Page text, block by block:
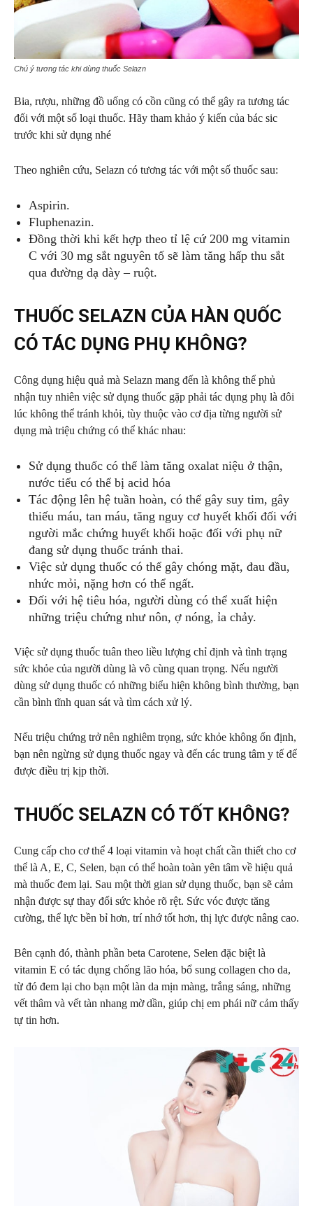
Chú ý tương tác khi dùng thuốc Selazn
Bia, rượu, những đồ uống có cồn cũng có thể gây ra tương tác
đối với một số loại thuốc. Hãy tham khảo ý kiến của bác sic
trước khi sử dụng nhé
Theo nghiên cứu, Selazn có tương tác với một số thuốc sau:
Aspirin.
Fluphenazin.
Đồng thời khi kết hợp theo tỉ lệ cứ 200 mg vitamin
C với 30 mg sắt nguyên tố sẽ làm tăng hấp thu sắt
qua đường dạ dày – ruột.
THUỐC SELAZN CỦA HÀN QUỐC
CÓ TÁC DỤNG PHỤ KHÔNG?
Công dụng hiệu quả mà Selazn mang đến là không thể phủ
nhận tuy nhiên việc sử dụng thuốc gặp phải tác dụng phụ là đôi
lúc không thể tránh khỏi, tùy thuộc vào cơ địa từng người sử
dụng mà triệu chứng có thể khác nhau:
Sử dụng thuốc có thể làm tăng oxalat niệu ở thận,
nước tiểu có thể bị acid hóa
Tác động lên hệ tuần hoàn, có thể gây suy tim, gây
thiếu máu, tan máu, tăng nguy cơ huyết khối đối với
người mắc chứng huyết khối hoặc đối với phụ nữ
đang sử dụng thuốc tránh thai.
Việc sử dụng thuốc có thể gây chóng mặt, đau đầu,
nhức mỏi, nặng hơn có thể ngất.
Đối với hệ tiêu hóa, người dùng có thể xuất hiện
những triệu chứng như nôn, ợ nóng, ỉa chảy.
Việc sử dụng thuốc tuân theo liều lượng chỉ định và tình trạng
sức khỏe của người dùng là vô cùng quan trọng. Nếu người
dùng sử dụng thuốc có những biểu hiện không bình thường, bạn
cần bình tĩnh quan sát và tìm cách xử lý.
Nếu triệu chứng trở nên nghiêm trọng, sức khỏe không ổn định,
bạn nên ngừng sử dụng thuốc ngay và đến các trung tâm y tế để
được điều trị kịp thời.
THUỐC SELAZN CÓ TỐT KHÔNG?
Cung cấp cho cơ thể 4 loại vitamin và hoạt chất cần thiết cho cơ
thể là A, E, C, Selen, bạn có thể hoàn toàn yên tâm về hiệu quả
mà thuốc đem lại. Sau một thời gian sử dụng thuốc, bạn sẽ cảm
nhận được sự thay đổi sức khỏe rõ rệt. Sức vóc được tăng
cường, thể lực bền bỉ hơn, trí nhớ tốt hơn, thị lực được nâng cao.
Bên cạnh đó, thành phần beta Carotene, Selen đặc biệt là
vitamin E có tác dụng chống lão hóa, bổ sung collagen cho da,
từ đó đem lại cho bạn một làn da mịn màng, trắng sáng, những
vết thâm và vết tàn nhang mờ dần, giúp chị em phái nữ cảm thấy
tự tin hơn.